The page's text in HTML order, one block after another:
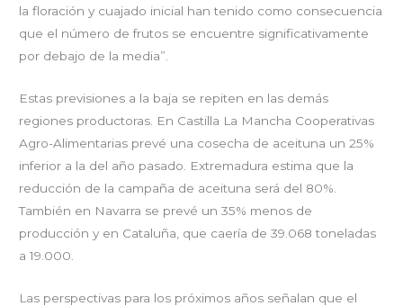
la floración y cuajado inicial han tenido como consecuencia
que el número de frutos se encuentre significativamente
por debajo de la media”.
Estas previsiones a la baja se repiten en las demás
regiones productoras. En Castilla La Mancha Cooperativas
Agro-Alimentarias prevé una cosecha de aceituna un 25%
inferior a la del año pasado. Extremadura estima que la
reducción de la campaña de aceituna será del 80%.
También en Navarra se prevé un 35% menos de
producción y en Cataluña, que caería de 39.068 toneladas
a 19.000.
Las perspectivas para los próximos años señalan que el